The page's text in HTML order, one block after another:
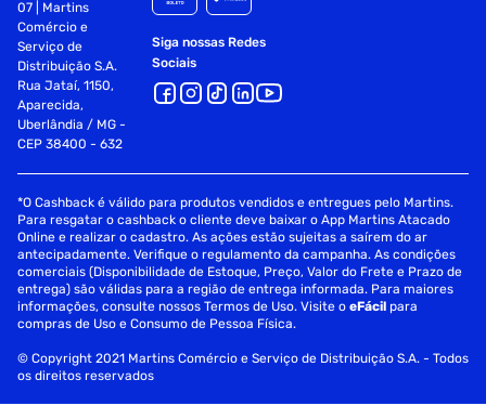
07 | Martins
Comércio e
Serviço de
Distribuição S.A.
Rua Jataí, 1150,
Aparecida,
Uberlândia / MG -
CEP 38400 - 632
Siga nossas Redes
Sociais
*O Cashback é válido para produtos vendidos e entregues pelo Martins.
Para resgatar o cashback o cliente deve baixar o App Martins Atacado
Online e realizar o cadastro. As ações estão sujeitas a saírem do ar
antecipadamente. Verifique o regulamento da campanha. As condições
comerciais (Disponibilidade de Estoque, Preço, Valor do Frete e Prazo de
entrega) são válidas para a região de entrega informada. Para maiores
informações, consulte nossos Termos de Uso. Visite oeFácil para
compras de Uso e Consumo de Pessoa Física.
© Copyright 2021 Martins Comércio e Serviço de Distribuição S.A. - Todos
os direitos reservados